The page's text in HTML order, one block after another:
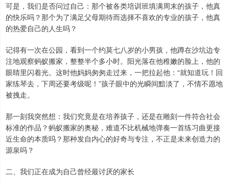
可是，我们是否问过自己：那个被各类培训班填满周末的孩子，他真
的快乐吗？那个为了满足父母期待而选择不喜欢的专业的孩子，他真
的热爱自己的人生吗？
记得有一次在公园，看到一个约莫七八岁的小男孩，他蹲在沙坑边专
注地观察蚂蚁搬家，整整半个多小时。阳光落在他稚嫩的脸上，他的
眼睛里闪着光。这时他妈妈匆匆走过来，一把拉起他：“就知道玩！回
家练琴去，下周还要考级呢！”孩子眼中的光瞬间黯淡了，不情不愿地
被拽走。
那一刻我突然想：我们究竟是在培养孩子，还是在雕刻一件符合社会
标准的作品？蚂蚁搬家的奥秘，难道不比机械地弹奏一首练习曲更接
近生命的本质吗？那种发自内心的好奇与专注，不正是未来创造力的
源泉吗？
二、我们正在成为自己曾经最讨厌的家长